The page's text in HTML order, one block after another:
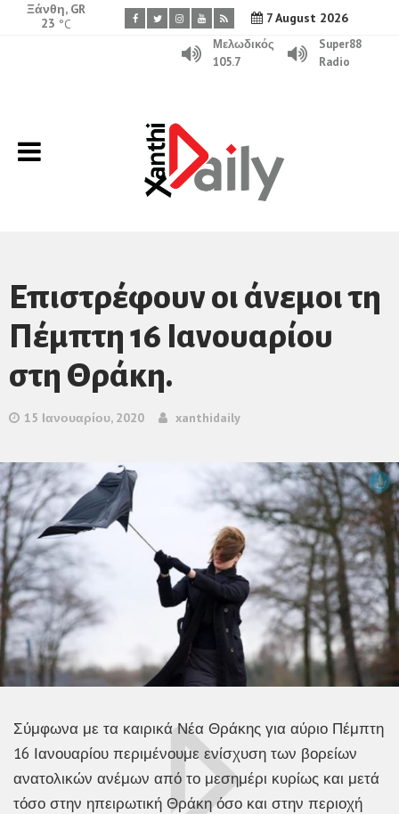
7 August 2026
Ξάνθη, GR
23 °C
Μελωδικός
105.7
Super88
Radio
Επιστρέφουν οι άνεμοι τη
Πέμπτη 16 Ιανουαρίου
στη Θράκη.
15 Ιανουαρίου, 2020 xanthidaily
Σύμφωνα με τα καιρικά Νέα Θράκης για αύριο Πέμπτη
16 Ιανουαρίου περιμένουμε ενίσχυση των βορείων
ανατολικών ανέμων από το μεσημέρι κυρίως και μετά
τόσο στην ηπειρωτική Θράκη όσο και στην περιοχή